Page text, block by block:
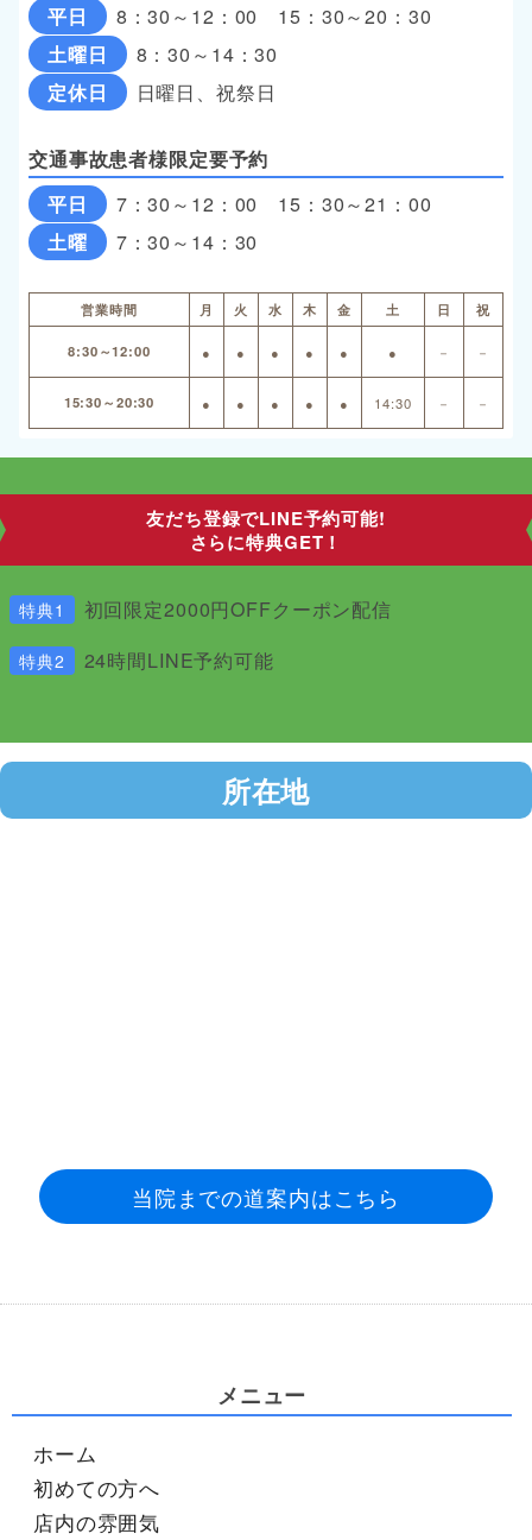
平日
8：30～12：00 15：30～20：30
土曜日
8：30～14：30
定休日
日曜日、祝祭日
交通事故患者様限定要予約
平日
7：30～12：00 15：30～21：00
土曜
7：30～14：30
営業時間 月 火 水 木 金 土 日 祝
8:30～12:00 ● ● ● ● ● ● － －
15:30～20:30 ● ● ● ● ● 14:30 － －
友だち登録でLINE予約可能!
さらに特典GET！
特典1 初回限定2000円OFFクーポン配信
特典2 24時間LINE予約可能
所在地
当院までの道案内はこちら
メニュー
ホーム
初めての方へ
店内の雰囲気